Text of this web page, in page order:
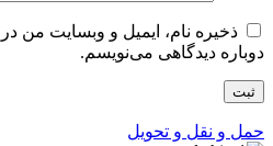
ذخیره نام، ایمیل و وبسایت من
دوباره دیدگاهی می‌نویسم.
حمل و نقل و تحویل